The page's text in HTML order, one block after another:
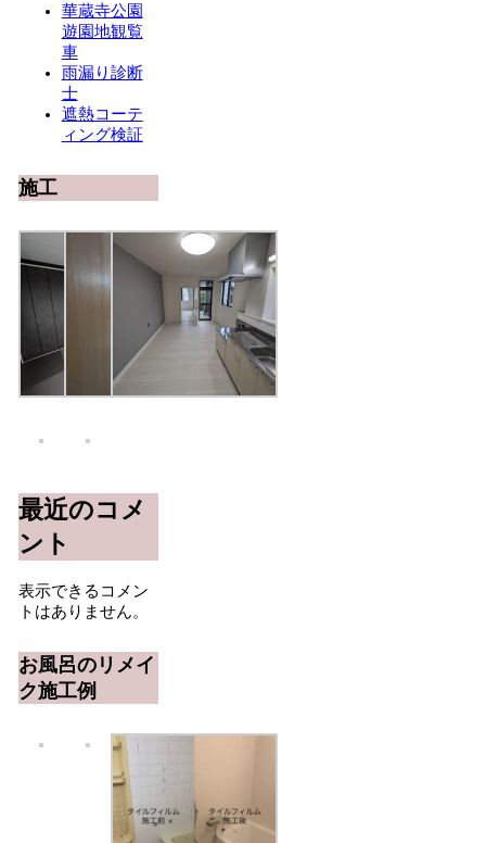
華蔵寺公園
遊園地観覧
車
雨漏り診断
士
遮熱コーテ
ィング検証
施工
最近のコメ
ント
表示できるコメン
トはありません。
お風呂のリメイ
ク施工例